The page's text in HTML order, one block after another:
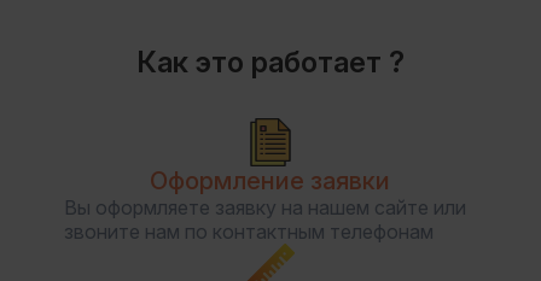
Как это работает ?
Оформление заявки
Вы оформляете заявку на нашем сайте или
звоните нам по контактным телефонам